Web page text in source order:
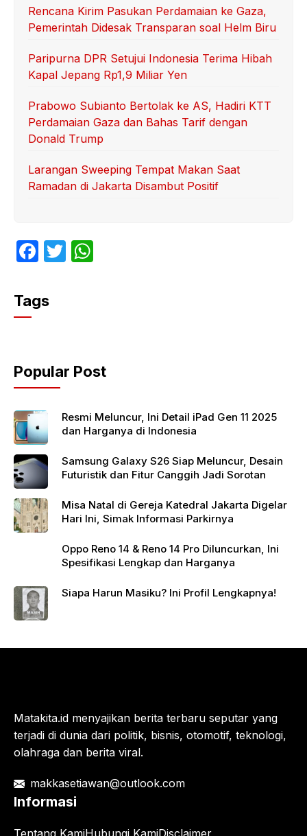
Rencana Kirim Pasukan Perdamaian ke Gaza,
Pemerintah Didesak Transparan soal Helm Biru
Paripurna DPR Setujui Indonesia Terima Hibah
Kapal Jepang Rp1,9 Miliar Yen
Prabowo Subianto Bertolak ke AS, Hadiri KTT
Perdamaian Gaza dan Bahas Tarif dengan
Donald Trump
Larangan Sweeping Tempat Makan Saat
Ramadan di Jakarta Disambut Positif
F
c
e
o
o
k
T
p
p
Tags
Popular Post
Resmi Meluncur, Ini Detail iPad Gen 11 2025
dan Harganya di Indonesia
Samsung Galaxy S26 Siap Meluncur, Desain
Futuristik dan Fitur Canggih Jadi Sorotan
Misa Natal di Gereja Katedral Jakarta Digelar
Hari Ini, Simak Informasi Parkirnya
Oppo Reno 14 & Reno 14 Pro Diluncurkan, Ini
Spesifikasi Lengkap dan Harganya
Siapa Harun Masiku? Ini Profil Lengkapnya!
Matakita.id menyajikan berita terbaru seputar yang
terjadi di dunia dari politik, bisnis, otomotif, teknologi,
olahraga dan berita viral.
makkasetiawan@outlook.com
Informasi